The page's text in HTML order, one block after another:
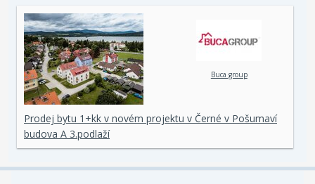
Buca group
Prodej bytu 1+kk v novém projektu v Černé v Pošumaví
budova A 3.podlaží